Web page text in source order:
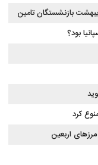
بازنشستگان تامین
بود؟
اربعین